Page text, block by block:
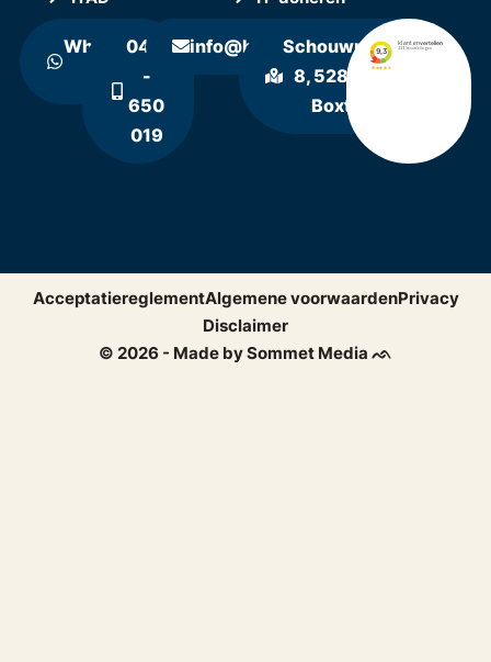
WhatsApp
0411
-
650
019
info@hollandrecycling.nl
Schouwrooij
8, 5281 RE
Boxtel
© 2026 - Made by Sommet Media ᨒ
AcceptatiereglementAlgemene voorwaardenPrivacy
Disclaimer